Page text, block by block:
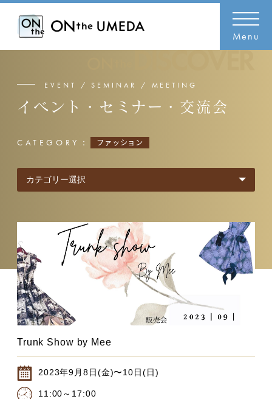
Menu
EVENT / SEMINAR / MEETING
イベント・セミナー・交流会
CATEGORY： ファッション
Trunk Show by Mee
2023年9月8日(金)〜10日(日)
11:00～17:00